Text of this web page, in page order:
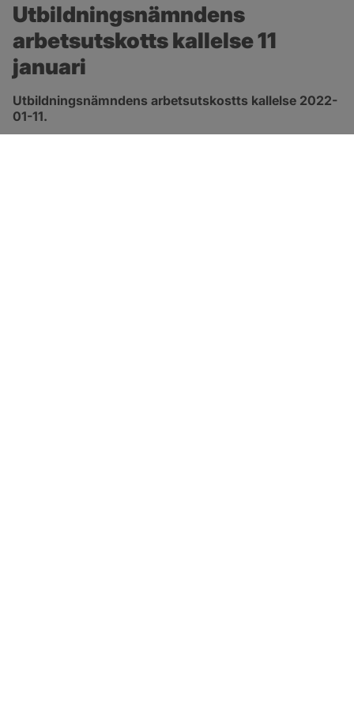
Utbildningsnämndens
arbetsutskotts kallelse 11
januari
Utbildningsnämndens arbetsutskostts kallelse 2022-
01-11.